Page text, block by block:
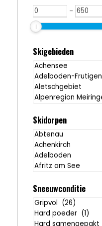
-
Skigebieden
Skidorpen
Sneeuwconditie